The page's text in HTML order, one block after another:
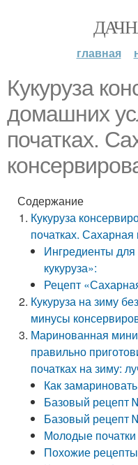
главная
Кукуруза
домашних
початках.
Содержание
Кукуруза
початках. Сахарная
Ингредиенты
кукуруза»:
Рецепт
Кукуруза на зиму
минусы
Маринованная мини
правильно
початках на зиму:
Как
Базовый рецепт
Базовый рецепт
Молодые
Похожие рецепты